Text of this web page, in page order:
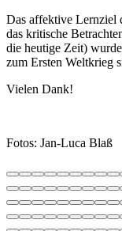
Das affektive Lernziel
das kritische
die heutige Zeit)
zum Ersten Weltkrieg
Vielen Dank!
Fotos: Jan-Luca Blaß